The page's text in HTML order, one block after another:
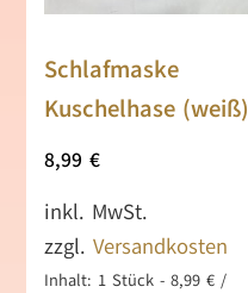
Schlafmaske
Kuschelhase (weiß)
8,99€
inkl. MwSt.
zzgl.Versandkosten
Inhalt: 1Stück -8,99€ /